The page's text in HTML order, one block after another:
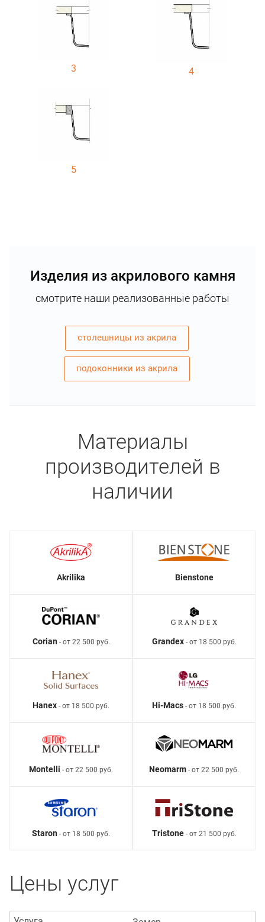
3 4
5
Изделия из акрилового камня
смотрите наши реализованные работы
столешницы из акрила
подоконники из акрила
Материалы
производителей в
наличии
Akrilika Bienstone
Corian- от 22 500 руб. Grandex- от 18 500 руб.
Hanex - от 18 500 руб. Hi-Macs - от 18 500 руб.
Montelli - от 22 500 руб. Neomarm - от 22 500 руб.
Staron - от 18 500 руб. Tristone- от 21 500 руб.
Цены услуг